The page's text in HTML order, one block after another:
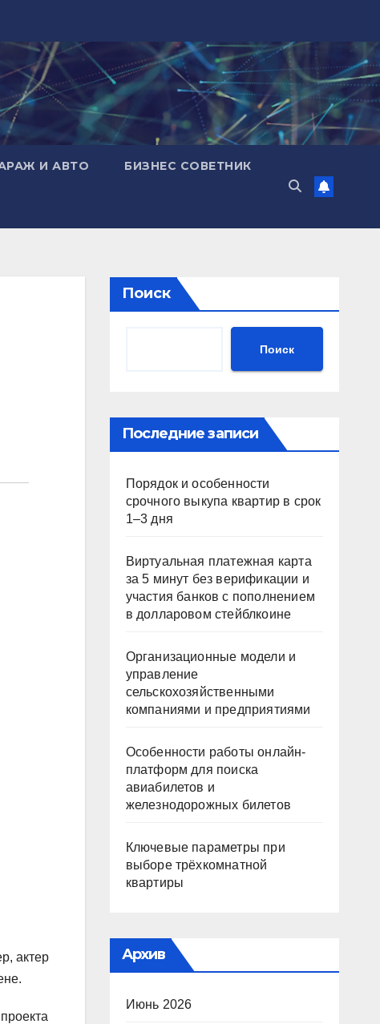
И АВТО БИЗНЕС СОВЕТНИК
актер
Поиск
Поиск
Последние записи
Порядок и особенности
срочного выкупа квартир в срок
1–3 дня
Виртуальная платежная карта
за 5 минут без верификации и
участия банков с пополнением
в долларовом стейблкоине
Организационные модели и
управление
сельскохозяйственными
компаниями и предприятиями
Особенности работы онлайн-
платформ для поиска
авиабилетов и
железнодорожных билетов
Ключевые параметры при
выборе трёхкомнатной
квартиры
Архив
Июнь 2026